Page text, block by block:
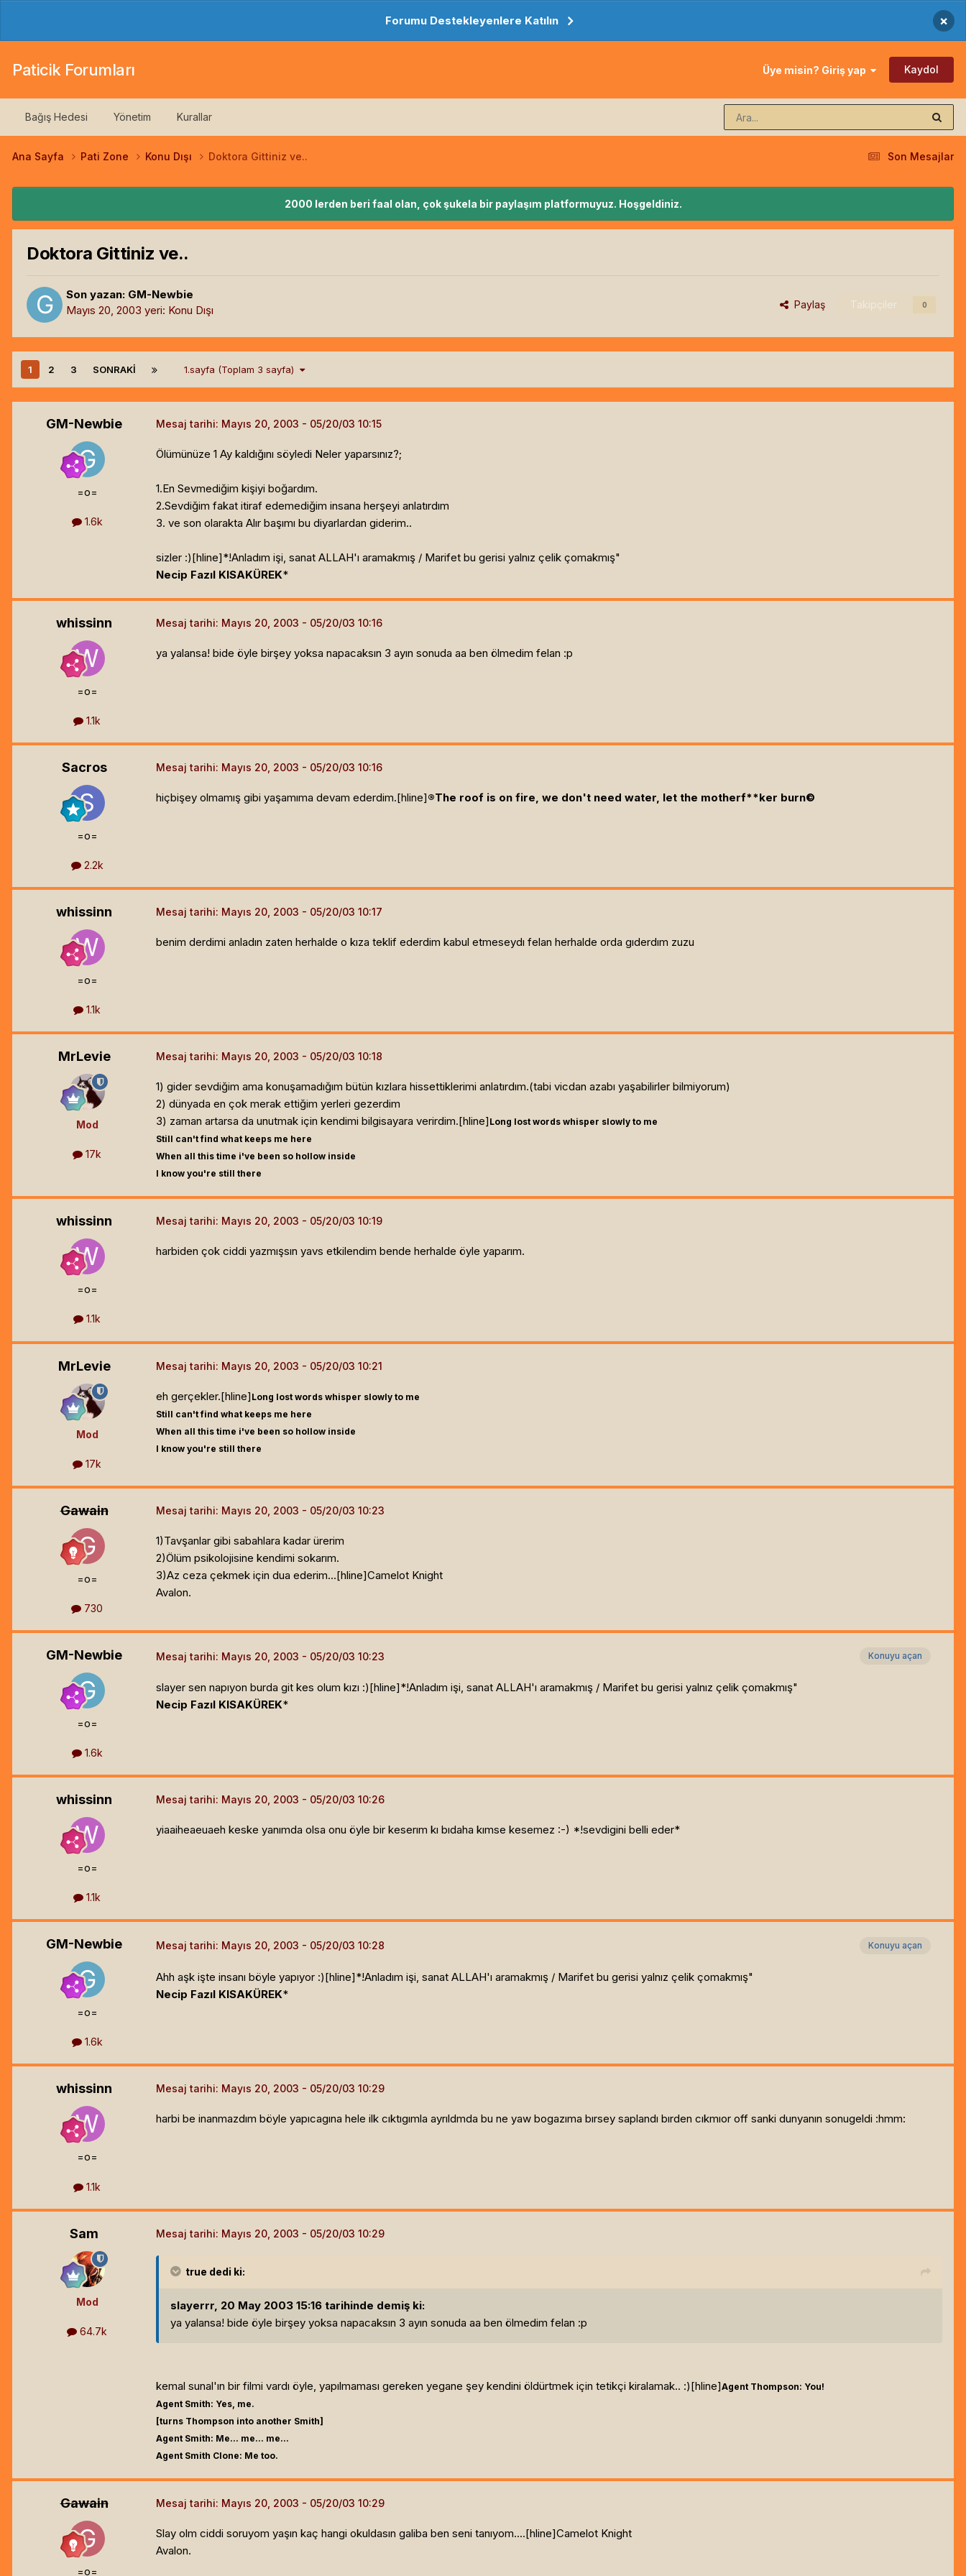
Forumu Destekleyenlere Katılın ×
Paticik Forumları Üye misin? Giriş yap Kaydol
Bağış Hedesi Yönetim Kurallar
Son Mesajlar
Ana Sayfa Pati Zone Konu Dışı Doktora Gittiniz ve..
2000 lerden beri faal olan, çok şukela bir paylaşım platformuyuz. Hoşgeldiniz.
Doktora Gittiniz ve..
Son yazan: GM-Newbie
Mayıs 20, 2003 yeri: Konu Dışı Paylaş Takipçiler 0
1 2 3 SONRAKI 1.sayfa (Toplam 3 sayfa)
GM-Newbie
=o=
1.6k
Mesaj tarihi: Mayıs 20, 2003
Ölümünüze 1 Ay kaldığını söyledi Neler yaparsınız?;
1.En Sevmediğim kişiyi boğardım.
2.Sevdiğim fakat itiraf edemediğim insana herşeyi anlatırdım
3. ve son olarakta Alır başımı bu diyarlardan giderim..
sizler :)[hline]*!Anladım işi, sanat ALLAH'ı aramakmış / Marifet bu gerisi yalnız çelik çomakmış"
Necip Fazıl KISAKÜREK*
whissinn
=o=
1.1k
Mesaj tarihi: Mayıs 20, 2003
ya yalansa! bide öyle birşey yoksa napacaksın 3 ayın sonuda aa ben ölmedim felan :p
Sacros
=o=
2.2k
Mesaj tarihi: Mayıs 20, 2003
hiçbişey olmamış gibi yaşamıma devam ederdim.[hline]®The roof is on fire, we don't need water, let the motherf**ker burn©
whissinn
=o=
1.1k
Mesaj tarihi: Mayıs 20, 2003
benim derdimi anladın zaten herhalde o kıza teklif ederdim kabul etmeseydı felan herhalde orda gıderdım zuzu
MrLevie
Mod
17k
Mesaj tarihi: Mayıs 20, 2003
1) gider sevdiğim ama konuşamadığım bütün kızlara hissettiklerimi anlatırdım.(tabi vicdan azabı yaşabilirler bilmiyorum)
2) dünyada en çok merak ettiğim yerleri gezerdim
3) zaman artarsa da unutmak için kendimi bilgisayara verirdim.[hline] Long lost words whisper slowly to me
Still can't find what keeps me here
When all this time i've been so hollow inside
I know you're still there
whissinn
=o=
1.1k
Mesaj tarihi: Mayıs 20, 2003
harbiden çok ciddi yazmışsın yavs etkilendim bende herhalde öyle yaparım.
MrLevie
Mod
17k
Mesaj tarihi: Mayıs 20, 2003
eh gerçekler.[hline] Long lost words whisper slowly to me
Still can't find what keeps me here
When all this time i've been so hollow inside
I know you're still there
Gawain
=o=
730
Mesaj tarihi: Mayıs 20, 2003
1)Tavşanlar gibi sabahlara kadar ürerim
2)Ölüm psikolojisine kendimi sokarım.
3)Az ceza çekmek için dua ederim...[hline]Camelot Knight
Avalon.
GM-Newbie
=o=
1.6k
Konuyu açan
Mesaj tarihi: Mayıs 20, 2003
slayer sen napıyon burda git kes olum kızı :)[hline]*!Anladım işi, sanat ALLAH'ı aramakmış / Marifet bu gerisi yalnız çelik çomakmış"
Necip Fazıl KISAKÜREK*
whissinn
=o=
1.1k
Mesaj tarihi: Mayıs 20, 2003
yiaaiheaeuaeh keske yanımda olsa onu öyle bir keserım kı bıdaha kımse kesemez :-) *!sevdigini belli eder*
GM-Newbie
=o=
1.6k
Konuyu açan
Mesaj tarihi: Mayıs 20, 2003
Ahh aşk işte insanı böyle yapıyor :)[hline]*!Anladım işi, sanat ALLAH'ı aramakmış / Marifet bu gerisi yalnız çelik çomakmış"
Necip Fazıl KISAKÜREK*
whissinn
=o=
1.1k
Mesaj tarihi: Mayıs 20, 2003
harbi be inanmazdım böyle yapıcagına hele ilk cıktıgımla ayrıldmda bu ne yaw bogazıma bırsey saplandı bırden cıkmıor off sanki dunyanın sonugeldi :hmm:
Sam
Mod
64.7k
Mesaj tarihi: Mayıs 20, 2003
true dedi ki:
slayerrr, 20 May 2003 15:16 tarihinde demiş ki:
ya yalansa! bide öyle birşey yoksa napacaksın 3 ayın sonuda aa ben ölmedim felan :p
kemal sunal'ın bir filmi vardı öyle, yapılmaması gereken yegane şey kendini öldürtmek için tetikçi kiralamak.. :)[hline]Agent Thompson: You!
Agent Smith: Yes, me.
[turns Thompson into another Smith]
Agent Smith: Me... me... me...
Agent Smith Clone: Me too.
Gawain
=o=
Mesaj tarihi: Mayıs 20, 2003
Slay olm ciddi soruyom yaşın kaç hangi okuldasın galiba ben seni tanıyom....[hline]Camelot Knight
Avalon.